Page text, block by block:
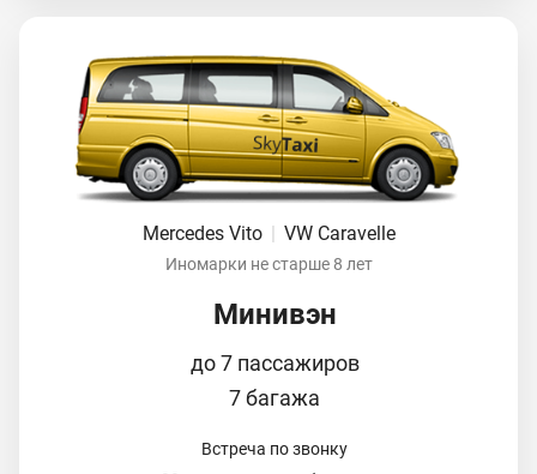
Mercedes Vito VW Caravelle
Иномарки не старше 8 лет
Минивэн
до 7 пассажиров
7 багажа
Встреча по звонку